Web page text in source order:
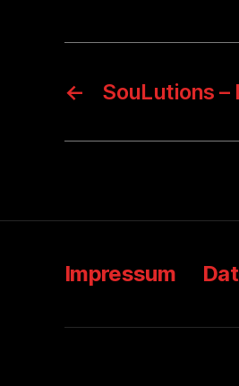
← SouLutions –
Impressum